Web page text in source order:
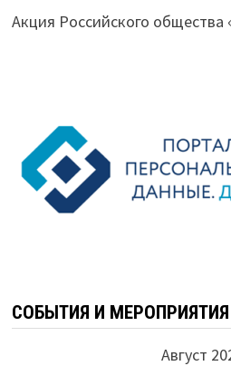
Акция Российского общества
СОБЫТИЯ И МЕРОПРИЯТИЯ
Август